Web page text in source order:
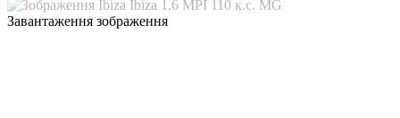
Завантаження зображення